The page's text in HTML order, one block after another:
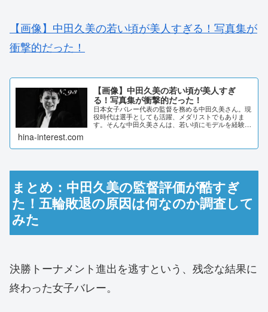
【画像】中田久美の若い頃が美人すぎる！写真集が
衝撃的だった！
【画像】中田久美の若い頃が美人すぎ
る！写真集が衝撃的だった！
日本女子バレー代表の監督を務める中田久美さん。現
役時代は選手としても活躍、メダリストでもありま
す。そんな中田久美さんは、若い頃にモデルを経験し
の...
hina-interest.com
まとめ：中田久美の監督評価が酷すぎ
た！五輪敗退の原因は何なのか調査して
みた
決勝トーナメント進出を逃すという、残念な結果に
終わった女子バレー。